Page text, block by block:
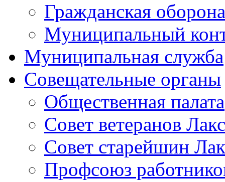
Гражданская
Муниципальный
Муниципальная служба
Совещательные органы
Общественная палата
Совет ветеранов
Совет старейшин
Профсоюз